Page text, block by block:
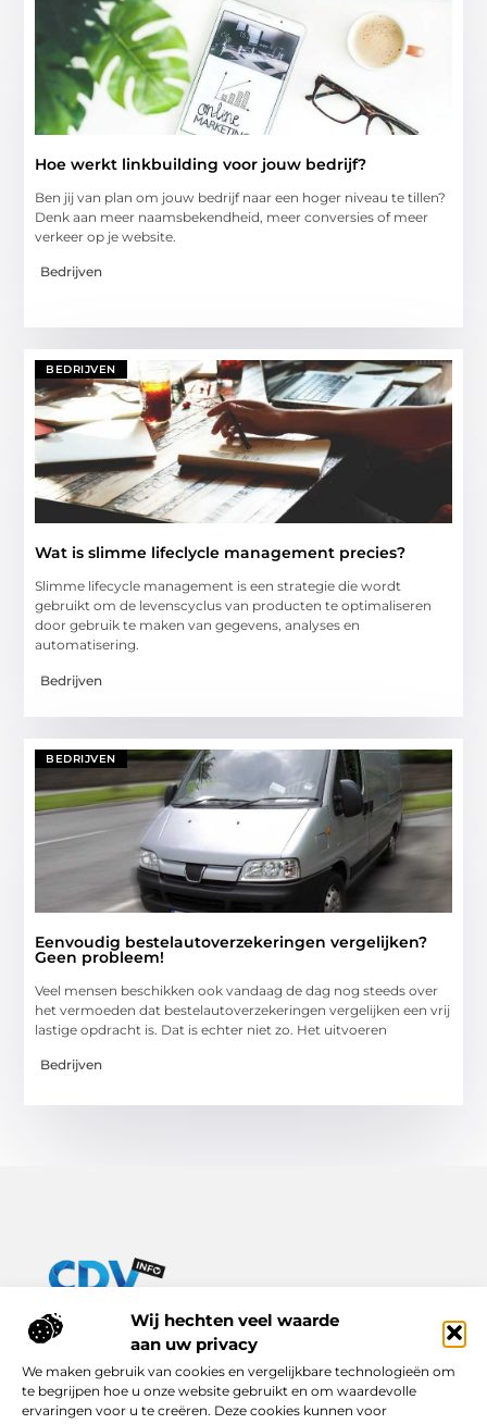
Wij hechten veel waarde
aan uw privacy
We maken gebruik van cookies en vergelijkbare technologieën om
te begrijpen hoe u onze website gebruikt en om waardevolle
ervaringen voor u te creëren. Deze cookies kunnen voor
Hoe werkt linkbuilding voor jouw bedrijf?
Ben jij van plan om jouw bedrijf naar een hoger niveau te tillen?
Denk aan meer naamsbekendheid, meer conversies of meer
verkeer op je website.
Bedrijven
BEDRIJVEN
Wat is slimme lifeclycle management precies?
Slimme lifecycle management is een strategie die wordt
gebruikt om de levenscyclus van producten te optimaliseren
door gebruik te maken van gegevens, analyses en
automatisering.
Bedrijven
BEDRIJVEN
Eenvoudig bestelautoverzekeringen vergelijken?
Geen probleem!
Veel mensen beschikken ook vandaag de dag nog steeds over
het vermoeden dat bestelautoverzekeringen vergelijken een vrij
lastige opdracht is. Dat is echter niet zo. Het uitvoeren
Bedrijven
Van praktische tips tot inspirerende verhalen – alles op Cdv-
Ontdek een breed scala aan blogs en artikelen die je dagelijks
leven verrijken, van handige adviezen tot boeiende inzichten.
Bericht categorie